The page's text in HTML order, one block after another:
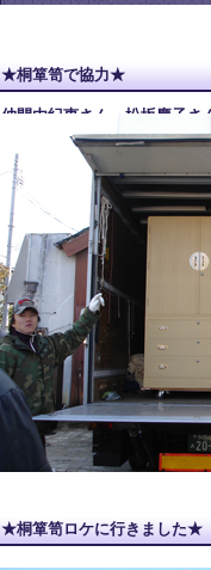
★桐箪笥で協力★
仲間由紀恵さん 松坂慶子
★桐箪笥ロケに行きました★